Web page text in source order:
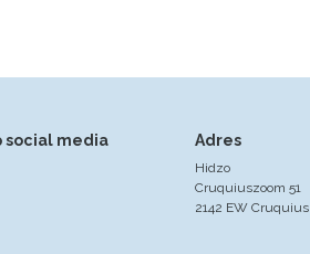
social media Adres
Hidzo
Cruquiuszoom 51
2142 EW Cruquius